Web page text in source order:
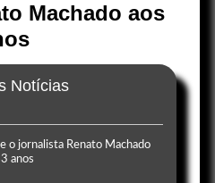
Machado aos
Notícias
o jornalista Renato Machado
anos